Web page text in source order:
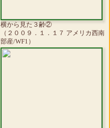
横から見た３齢②
（２００９．１．１７ アメリカ西南
部産/WF1）